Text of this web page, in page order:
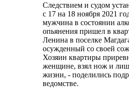
Следствием и судом
с 17 на 18 ноября 2021
мужчина в состоянии
опьянения пришел в
Ленина в поселке
осужденный со своей
Хозяин квартиры
женщине, взял нож и
жизни, - поделились
ведомстве.